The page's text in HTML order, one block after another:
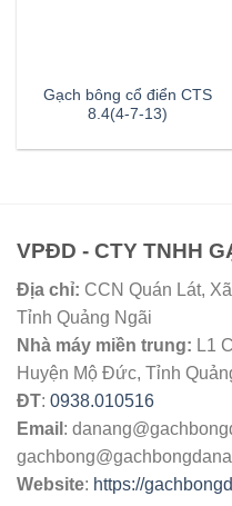
Gạch bông cổ điển CTS
8.4(4-7-13)
VPĐD - CTY TNHH
Địa chỉ: CCN Quán Lát,
Tỉnh Quảng Ngãi
Nhà máy miền trung: L1
Huyện Mộ Đức, Tỉnh
ĐT: 0938.010516
Email :
Website: https://